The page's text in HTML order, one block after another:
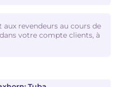
aux revendeurs au cours de
votre compte clients, à